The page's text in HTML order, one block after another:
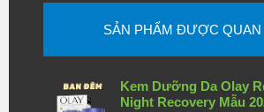
SẢN PHẨM ĐƯỢC QUAN
Kem Dưỡng Da Olay
Night Recovery Mẫu